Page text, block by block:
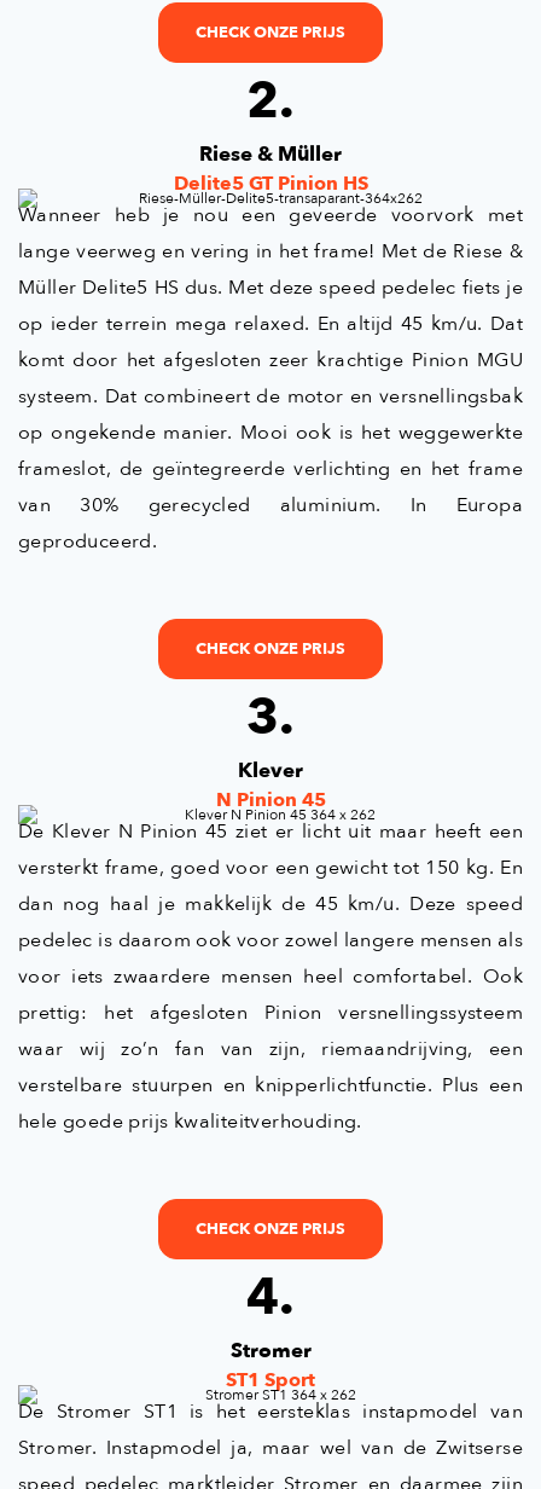
CHECK ONZE PRIJS
2.
Riese & Müller
Delite5 GT Pinion HS
Wanneer heb je nou een geveerde voorvork met
lange veerweg en vering in het frame! Met de Riese &
Müller Delite5 HS dus. Met deze speed pedelec fiets je
op ieder terrein mega relaxed. En altijd 45 km/u. Dat
komt door het afgesloten zeer krachtige Pinion MGU
systeem. Dat combineert de motor en versnellingsbak
op ongekende manier. Mooi ook is het weggewerkte
frameslot, de geïntegreerde verlichting en het frame
van 30% gerecycled aluminium. In Europa
geproduceerd.
CHECK ONZE PRIJS
3.
Klever
N Pinion 45
De Klever N Pinion 45 ziet er licht uit maar heeft een
versterkt frame, goed voor een gewicht tot 150 kg. En
dan nog haal je makkelijk de 45 km/u. Deze speed
pedelec is daarom ook voor zowel langere mensen als
voor iets zwaardere mensen heel comfortabel. Ook
prettig: het afgesloten Pinion versnellingssysteem
waar wij zo’n fan van zijn, riemaandrijving, een
verstelbare stuurpen en knipperlichtfunctie. Plus een
hele goede prijs kwaliteitverhouding.
CHECK ONZE PRIJS
4.
Stromer
ST1 Sport
De Stromer ST1 is het eersteklas instapmodel van
Stromer. Instapmodel ja, maar wel van de Zwitserse